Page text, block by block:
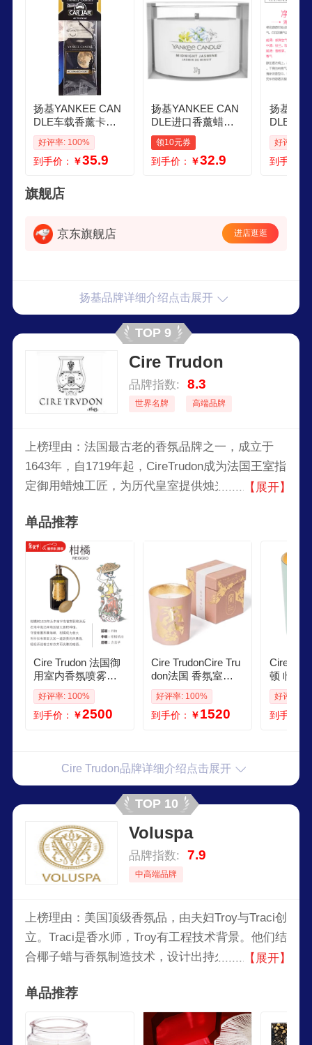
yankeecandle还提供一系列的季节性香氛蜡烛，专
业香氛蜡烛，家用香氛产品，汽车香氛以及蜡烛容
器及工艺品。
扬基YANKEE CAN
DLE车载香薰卡片
香水固体挂饰持久
留香旅行香氛 盛夏
之夜 留香30天
好评率: 100%
到手价： ￥35.9
扬基YANKEE CAN
DLE进口香薰蜡烛
浮光烛试香家居安
神助眠香氛伴手礼
午夜茉莉36g
领10元券
到手价： ￥32.9
扬基
DLE车
进口多
车出风
夹持久
好评率:
到手价：
旗舰店
京东旗舰店 进店逛逛
扬基品牌详细介绍点击展开
TOP 9
Cire Trudon
品牌指数: 8.3
世界名牌 高端品牌
上榜理由：法国最古老的香氛品牌之一，成立于
1643年，自1719年起，CireTrudon成为法国王室指
定御用蜡烛工匠，为历代皇室提供烛光，代表着皇
【展开】
单品推荐
Cire Trudon 法国御
用室内香氛喷雾香
薰蜡烛精油生日乔
迁礼物 柑橘 REGGI
O 375ml
好评率: 100%
到手价： ￥2500
Cire TrudonCire Tru
don法国 香氛室内
香薰蜡烛 2023新限
定限量款 2023限量
落英缤纷 PETALE 2
好评率: 100%
到手价： ￥1520
Cire
顿 临水
薰蜡烛
品 水
好评率:
到手价：
Cire Trudon品牌详细介绍点击展开
TOP 10
Voluspa
品牌指数: 7.9
中高端品牌
上榜理由：美国顶级香氛品，由夫妇Troy与Traci创
立。Traci是香水师，Troy有工程技术背景。他们结
合椰子蜡与香氛制造技术，设计出持久芳香的香氛
迎，成为明星家中必备的家居香氛品牌，也是好莱
坞颁奖典礼的御用香氛。
【展开】
单品推荐